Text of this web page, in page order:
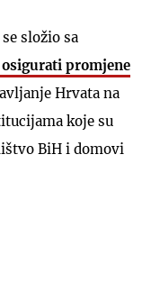
složio sa
promjene
Hrvata na
koje su
BiH i domovi